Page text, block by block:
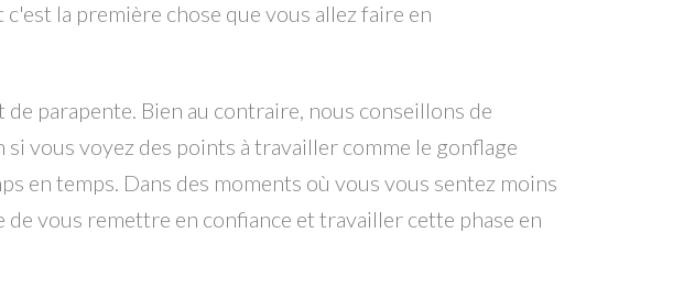
la première chose que vous allez faire en
de parapente. Bien au contraire, nous conseillons de
vous voyez des points à travailler comme le gonflage
en temps. Dans des moments où vous vous sentez moins
de vous remettre en confiance et travailler cette phase en